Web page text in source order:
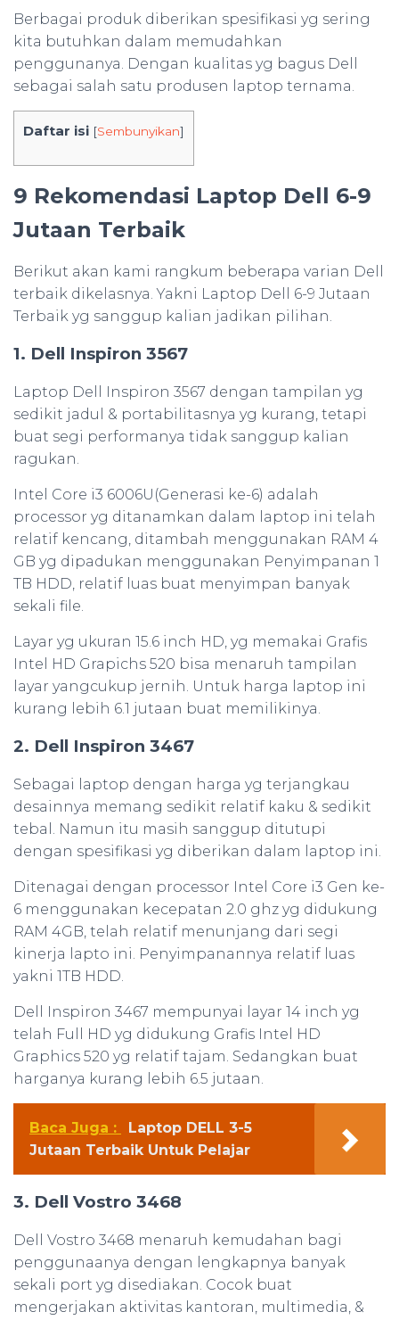
Berbagai produk diberikan spesifikasi yg sering
kita butuhkan dalam memudahkan
penggunanya. Dengan kualitas yg bagus Dell
sebagai salah satu produsen laptop ternama.
Daftar isi [Sembunyikan]
9 Rekomendasi Laptop Dell 6-9
Jutaan Terbaik
Berikut akan kami rangkum beberapa varian Dell
terbaik dikelasnya. Yakni Laptop Dell 6-9 Jutaan
Terbaik yg sanggup kalian jadikan pilihan.
1. Dell Inspiron 3567
Laptop Dell Inspiron 3567 dengan tampilan yg
sedikit jadul & portabilitasnya yg kurang, tetapi
buat segi performanya tidak sanggup kalian
ragukan.
Intel Core i3 6006U(Generasi ke-6) adalah
processor yg ditanamkan dalam laptop ini telah
relatif kencang, ditambah menggunakan RAM 4
GB yg dipadukan menggunakan Penyimpanan 1
TB HDD, relatif luas buat menyimpan banyak
sekali file.
Layar yg ukuran 15.6 inch HD, yg memakai Grafis
Intel HD Grapichs 520 bisa menaruh tampilan
layar yangcukup jernih. Untuk harga laptop ini
kurang lebih 6.1 jutaan buat memilikinya.
2. Dell Inspiron 3467
Sebagai laptop dengan harga yg terjangkau
desainnya memang sedikit relatif kaku & sedikit
tebal. Namun itu masih sanggup ditutupi
dengan spesifikasi yg diberikan dalam laptop ini.
Ditenagai dengan processor Intel Core i3 Gen ke-
6 menggunakan kecepatan 2.0 ghz yg didukung
RAM 4GB, telah relatif menunjang dari segi
kinerja lapto ini. Penyimpanannya relatif luas
yakni 1TB HDD.
Dell Inspiron 3467 mempunyai layar 14 inch yg
telah Full HD yg didukung Grafis Intel HD
Graphics 520 yg relatif tajam. Sedangkan buat
harganya kurang lebih 6.5 jutaan.
Baca Juga :
Laptop DELL 3-5
Jutaan Terbaik Untuk Pelajar
3. Dell Vostro 3468
Dell Vostro 3468 menaruh kemudahan bagi
penggunaanya dengan lengkapnya banyak
sekali port yg disediakan. Cocok buat
mengerjakan aktivitas kantoran, multimedia, &